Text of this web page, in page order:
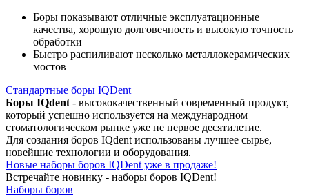
Боры показывают отличные эксплуатационные
качества, хорошую долговечность и высокую точность
обработки
Быстро распиливают несколько металлокерамических
мостов
Стандартные боры IQDent
Боры IQdent - высококачественный современный продукт,
который успешно используется на международном
стоматологическом рынке уже не первое десятилетие.
Для создания боров IQdent использованы лучшее сырье,
новейшие технологии и оборудования.
Новые наборы боров IQDent уже в продаже!
Встречайте новинку - наборы боров IQDent!
Наборы боров